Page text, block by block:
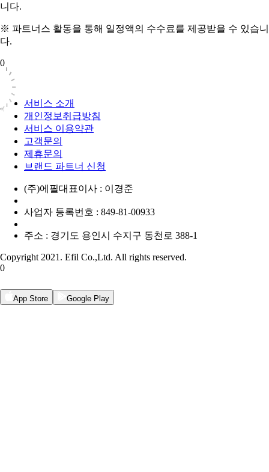
니다.
※ 파트너스 활동을 통해 일정액의 수수료를 제공받을 수 있습니
다.
0
서비스 소개
개인정보취급방침
서비스 이용약관
고객문의
제휴문의
브랜드 파트너 신청
(주)에필대표이사 : 이경준
사업자 등록번호 : 849-81-00933
주소 : 경기도 용인시 수지구 동천로 388-1
Copyright 2021. Efil Co.,Ltd. All rights reserved.
0
App Store Google Play